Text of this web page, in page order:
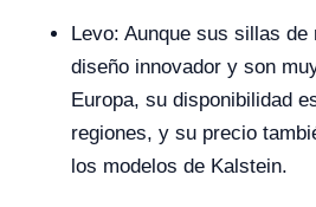
Levo: Aunque sus sillas de
diseño innovador y son
Europa, su disponibilidad
regiones, y su precio
los modelos de Kalstein.